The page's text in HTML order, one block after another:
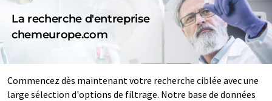
La recherche d'entreprise
chemeurope.com
Commencez dès maintenant votre recherche ciblée avec une
large sélection d'options de filtrage. Notre base de données